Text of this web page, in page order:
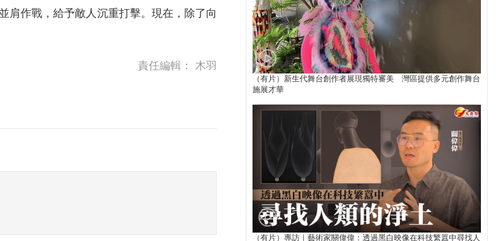
肩作戰，給予敵人沉重打擊。現在，除了向
責任編輯： 木羽
（有片）新生代舞台創作者展現獨特審美 灣區提供多元創作舞台
施展才華
（有片）專訪｜藝術家關偉偉：透過黑白映像在科技繁囂中尋找人